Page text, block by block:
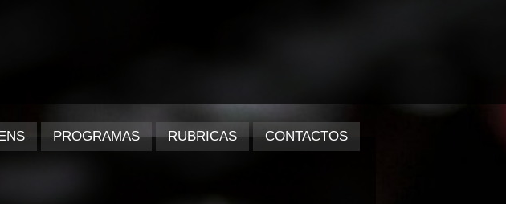
PROGRAMAS RUBRICAS CONTACTOS